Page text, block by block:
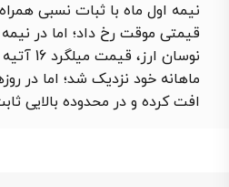
نیمه اول ماه با ثبات نسبی
قیمتی موقت رخ داد؛ اما در
نوسان
ماهانه‌ خود نزدیک شد؛ اما در
افت کرده و در محدوده بالایی